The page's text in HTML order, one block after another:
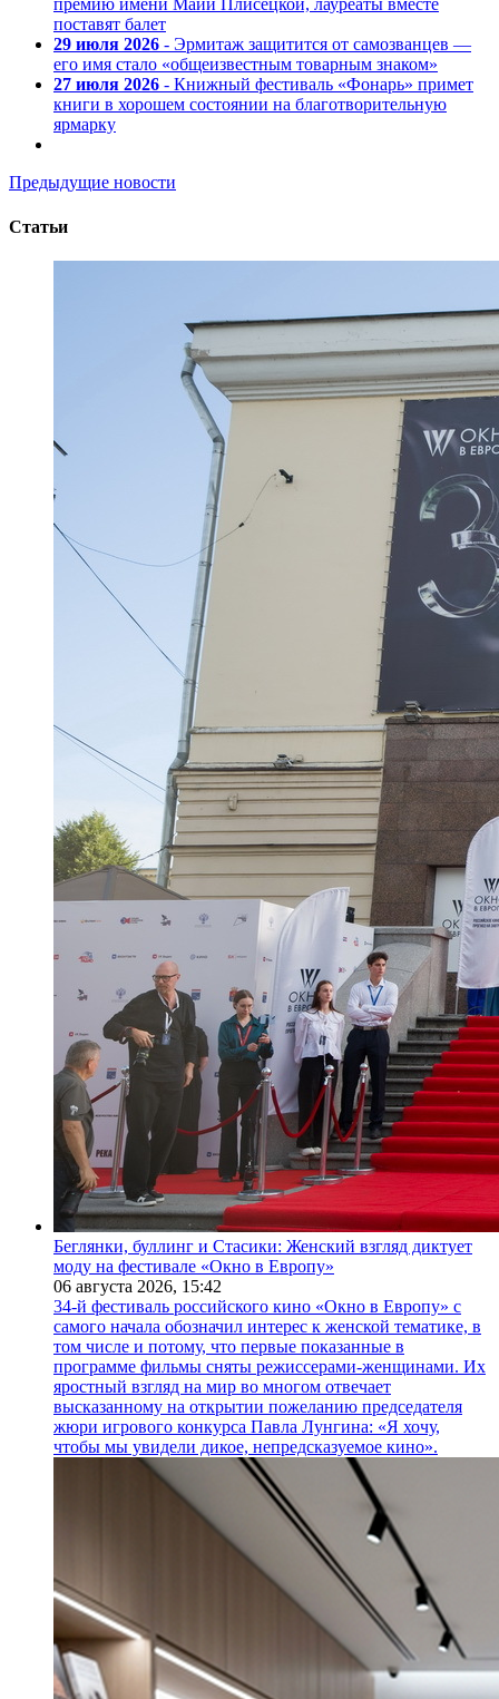
премию имени Майи Плисецкой, лауреаты вместе
поставят балет
29 июля 2026 - Эрмитаж защитится от самозванцев —
его имя стало «общеизвестным товарным знаком»
27 июля 2026 - Книжный фестиваль «Фонарь» примет
книги в хорошем состоянии на благотворительную
ярмарку
Предыдущие новости
Статьи
Беглянки, буллинг и Стасики: Женский взгляд диктует
моду на фестивале «Окно в Европу»
06 августа 2026, 15:42
34-й фестиваль российского кино «Окно в Европу» с
самого начала обозначил интерес к женской тематике, в
том числе и потому, что первые показанные в
программе фильмы сняты режиссерами-женщинами. Их
яростный взгляд на мир во многом отвечает
высказанному на открытии пожеланию председателя
жюри игрового конкурса Павла Лунгина: «Я хочу,
чтобы мы увидели дикое, непредсказуемое кино».